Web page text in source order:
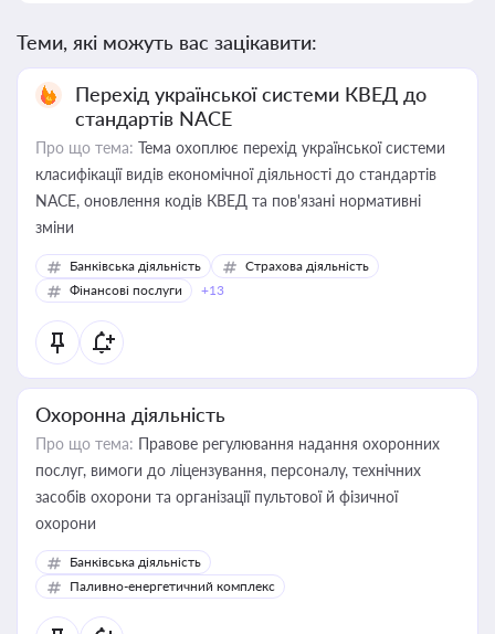
Теми, які можуть вас зацікавити:
Перехід української системи КВЕД до
стандартів NACE
Про що тема: Тема охоплює перехід української системи
класифікації видів економічної діяльності до стандартів
NACE, оновлення кодів КВЕД та пов'язані нормативні
зміни
Банківська діяльність
Страхова діяльність
Фінансові послуги
+13
Охоронна діяльність
Про що тема: Правове регулювання надання охоронних
послуг, вимоги до ліцензування, персоналу, технічних
засобів охорони та організації пультової й фізичної
охорони
Банківська діяльність
Паливно-енергетичний комплекс